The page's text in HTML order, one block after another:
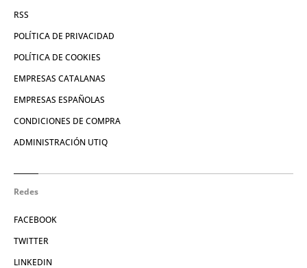
RSS
POLÍTICA DE PRIVACIDAD
POLÍTICA DE COOKIES
EMPRESAS CATALANAS
EMPRESAS ESPAÑOLAS
CONDICIONES DE COMPRA
ADMINISTRACIÓN UTIQ
Redes
FACEBOOK
TWITTER
LINKEDIN